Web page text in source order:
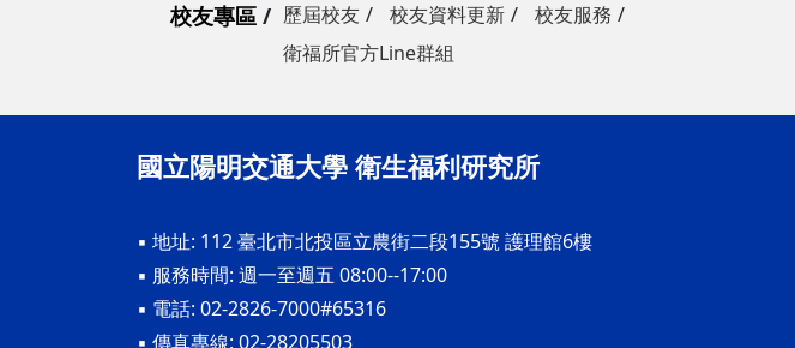
校友專區 歷屆校友 校友資料更新
校友服務
衛福所官方Line群組
國立陽明交通大學 衛生福利研究所
▪ 地址: 112 臺北市北投區立農街二段155號 護理館6樓
▪ 服務時間: 週一至週五 08:00--17:00
▪ 電話: 02-2826-7000#65316
▪ 傳真專線: 02-28205503